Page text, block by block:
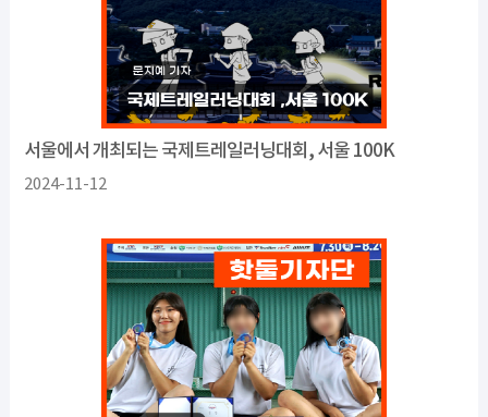
서울에서 개최되는 국제트레일러닝대회, 서울 100K
2024-11-12